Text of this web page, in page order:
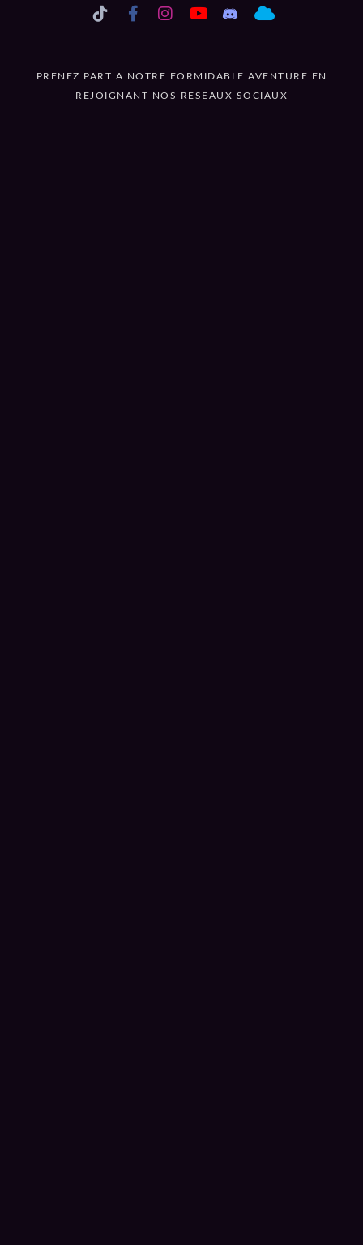
PRENEZ PART A NOTRE FORMIDABLE AVENTURE EN
REJOIGNANT NOS RESEAUX SOCIAUX